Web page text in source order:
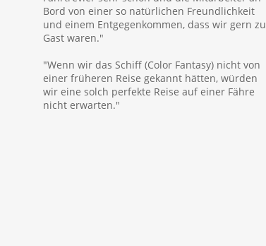
Bord von einer so natürlichen Freundlichkeit
und einem Entgegenkommen, dass wir gern zu
Gast waren."
"Wenn wir das Schiff (Color Fantasy) nicht von
einer früheren Reise gekannt hätten, würden
wir eine solch perfekte Reise auf einer Fähre
nicht erwarten."